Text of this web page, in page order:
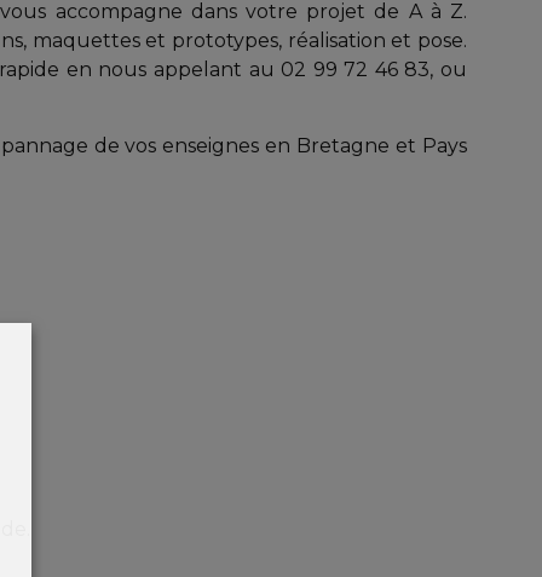
accompagne dans votre projet de A à Z.
maquettes et prototypes, réalisation et pose.
en nous appelant au 02 99 72 46 83, ou
de vos enseignes en Bretagne et Pays